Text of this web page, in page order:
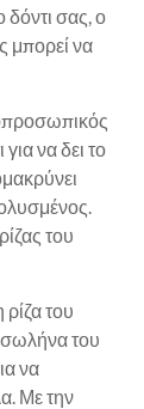
σας, ο
μπορεί να
να δει το
του
του
σωλήνα του
να
Με την